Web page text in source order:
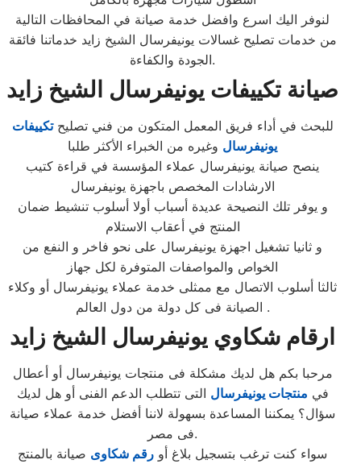
لنوفر اليك اسرع وافضل خدمة صيانة في المحافظات التالية
من خدمات تصليح غسالات يونيفرسال الشيخ زايد خدماتنا فائقة
الجودة والكفاءة.
صيانة تكييفات يونيفرسال الشيخ زايد
للبحث في أداء فريق المعمل المتكون من فني تصليحتكييفات
يونيفرسال وغيره من الخبراء الأكثر طلبا
ينصح صيانة يونيفرسال عملاء المؤسسة في قراءة كتيب
الارشادات المخصص باجهزة يونيفرسال
و يوفر تلك النصيحة عديدة أسباب أولا أسلوب تنشيط ضمان
المنتج في أعقاب الاستلام
و ثانيا تشغيل اجهزة يونيفرسال على نحو فاخر و النفع من
الخواص والمواصفات المتوفرة لكل جهاز
ثالثا أسلوب الاتصال مع ممثلى خدمة عملاء يونيفرسال أو وكلاء
الصيانة فى كل دولة من دول العالم .
ارقام شكاوي يونيفرسال الشيخ زايد
مرحبا بكم هل لديك مشكلة فى منتجات يونيفرسال أو أعطال
في منتجات يونيفرسال التى تتطلب الدعم الفنى أو هل لديك
سؤال؟ يمكننا المساعدة بسهولة لاننا أفضل خدمة عملاء صيانة
فى مصر.
سواء كنت ترغب بتسجيل بلاغ أو رقم شكاوى صيانة بالمنتج